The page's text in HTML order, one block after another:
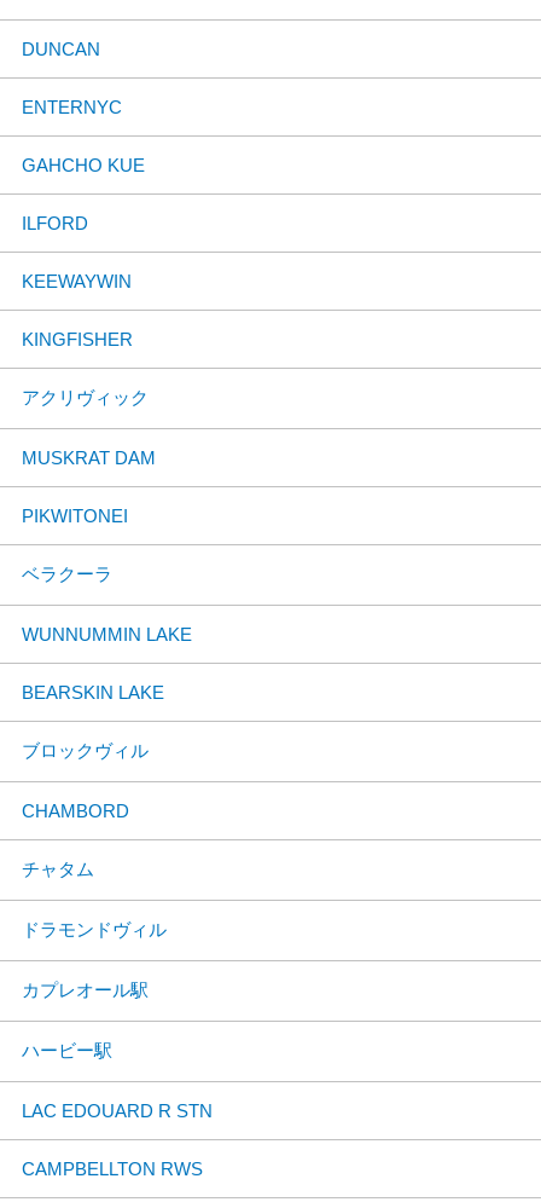
DUNCAN
ENTERNYC
GAHCHO KUE
ILFORD
KEEWAYWIN
KINGFISHER
アクリヴィック
MUSKRAT DAM
PIKWITONEI
ベラクーラ
WUNNUMMIN LAKE
BEARSKIN LAKE
ブロックヴィル
CHAMBORD
チャタム
ドラモンドヴィル
カプレオール駅
ハービー駅
LAC EDOUARD R STN
CAMPBELLTON RWS